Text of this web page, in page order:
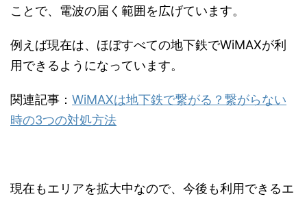
ことで、電波の届く範囲を広げています。
例えば現在は、ほぼすべての地下鉄でWiMAXが利
用できるようになっています。
関連記事： WiMAXは地下鉄で繋がる？繋がらない
時の3つの対処方法
現在もエリアを拡大中なので、今後も利用できるエ